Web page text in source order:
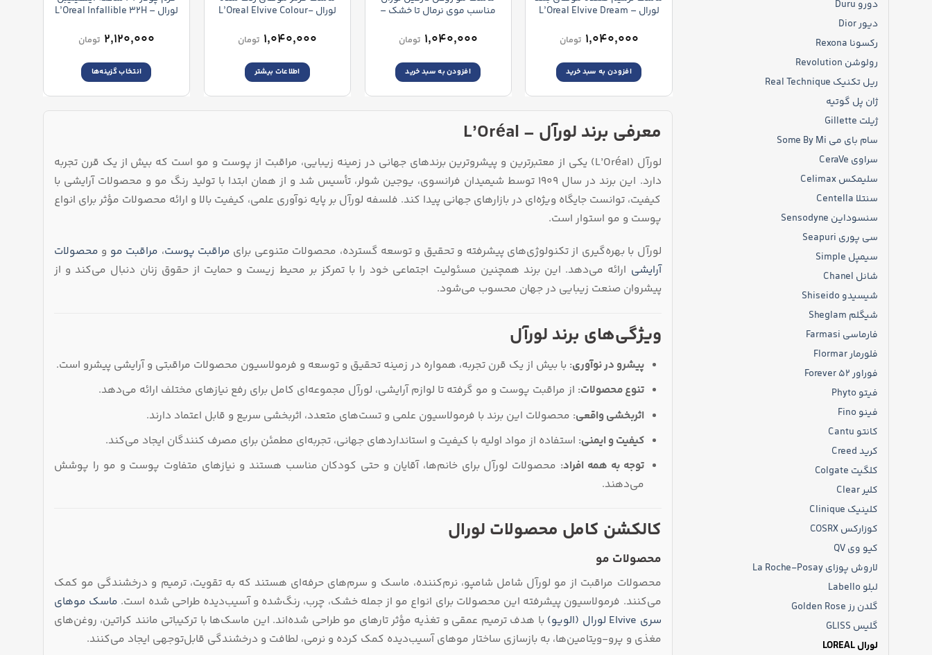
دورو Duru
دیور Dior
رکسونا Rexona
رولوشن Revolution
ریل تکنیک Real Technique
ژان پل گوتیه
ژیلت Gillette
سام بای می Some By Mi
سراوی CeraVe
سلیمکس Celimax
سنتلا Centella
سنسوداین Sensodyne
سی پوری Seapuri
سیمپل Simple
شانل Chanel
شیسیدو Shiseido
شیگلم Sheglam
فارماسی Farmasi
فلورمار Flormar
فوراور Forever 52
فیتو Phyto
فینو Fino
کانتو Cantu
کرید Creed
کلگیت Colgate
کلیر Clear
کلینیک Clinique
کوزارکس COSRX
کیو وی QV
لاروش پوزای La Roche-Posay
لبلو Labello
گلدن رز Golden Rose
گلیس GLISS
لورال LOREAL
محصول
شوند
محصول
شوند
محصول
شوند
لورال – L’Oreal Elvive Dream
۱,۰۴۰,۰۰۰ تومان
افزودن به سبد خرید
مناسب موی نرمال تا خشک –
Coconut Hair Mask
۱,۰۴۰,۰۰۰ تومان
افزودن به سبد خرید
لورال -L’Oreal Elvive Colour
۱,۰۴۰,۰۰۰ تومان
اطلاعات بیشتر
لورال – L’Oreal Infallible 32H
۲,۱۲۰,۰۰۰ تومان
انتخاب گزینه‌ها
می
باشد.
گزینه
ها
در
صفحه
معرفی برند لورآل – L’Oréal
لورآل (L’Oréal) یکی از معتبرترین و پیشروترین برندهای جهانی در زمینه زیبایی، مراقبت از پوست و مو است که بیش از یک قرن تجربه
دارد. این برند در سال ۱۹۰۹ توسط شیمیدان فرانسوی، یوجین شولر، تأسیس شد و از همان ابتدا با تولید رنگ مو و محصولات آرایشی با
کیفیت، توانست جایگاه ویژه‌ای در بازارهای جهانی پیدا کند. فلسفه لورآل بر پایه نوآوری علمی، کیفیت بالا و ارائه محصولات مؤثر برای انواع
پوست و مو استوار است.
لورآل با بهره‌گیری از تکنولوژی‌های پیشرفته و تحقیق و توسعه گسترده، محصولات متنوعی برای مراقبت پوست، مراقبت مو و محصولات
آرایشی ارائه می‌دهد. این برند همچنین مسئولیت اجتماعی خود را با تمرکز بر محیط زیست و حمایت از حقوق زنان دنبال می‌کند و از
پیشروان صنعت زیبایی در جهان محسوب می‌شود.
ویژگی‌های برند لورآل
پیشرو در نوآوری: با بیش از یک قرن تجربه، همواره در زمینه تحقیق و توسعه و فرمولاسیون محصولات مراقبتی و آرایشی پیشرو است.
تنوع محصولات: از مراقبت پوست و مو گرفته تا لوازم آرایشی، لورآل مجموعه‌ای کامل برای رفع نیازهای مختلف ارائه می‌دهد.
اثربخشی واقعی: محصولات این برند با فرمولاسیون علمی و تست‌های متعدد، اثربخشی سریع و قابل اعتماد دارند.
کیفیت و ایمنی: استفاده از مواد اولیه با کیفیت و استانداردهای جهانی، تجربه‌ای مطمئن برای مصرف‌ کنندگان ایجاد می‌کند.
توجه به همه افراد: محصولات لورآل برای خانم‌ها، آقایان و حتی کودکان مناسب هستند و نیازهای متفاوت پوست و مو را پوشش
می‌دهند.
کالکشن کامل محصولات لورال
محصولات مو
محصولات مراقبت از مو لورآل شامل شامپو، نرم‌کننده، ماسک و سرم‌های حرفه‌ای هستند که به تقویت، ترمیم و درخشندگی مو کمک
می‌کنند. فرمولاسیون پیشرفته این محصولات برای انواع مو از جمله خشک، چرب، رنگ‌شده و آسیب‌دیده طراحی شده است. ماسک موهای
سری Elvive لورال (الویو)
با هدف ترمیم عمقی و تغذیه مؤثر تارهای مو طراحی شده‌اند. این ماسک‌ها با ترکیباتی مانند کراتین، روغن‌های
مغذی و پرو-ویتامین‌ها، به بازسازی ساختار موهای آسیب‌دیده کمک کرده و نرمی، لطافت و درخشندگی قابل‌توجهی ایجاد می‌کنند.